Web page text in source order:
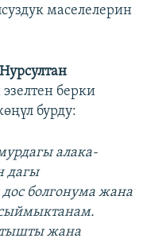
маселелерин
Нурсултан
берки
бурду:
алака-
дагы
болгонума жана
сыймыктанам.
жана